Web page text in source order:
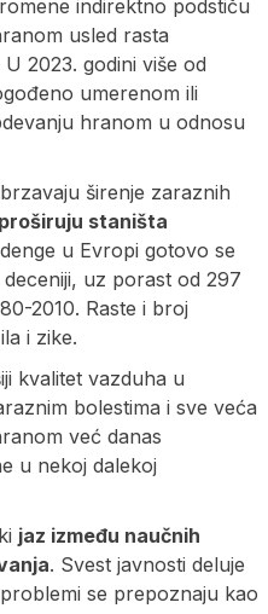
indirektno podstiču
usled rasta
2023. godini više od
umerenom ili
hranom u odnosu
širenje zaraznih
proširuju staništa
u Evropi gotovo se
uz porast od 297
2010. Raste i broj
i zike.
kvalitet vazduha u
bolestima i sve veća
već danas
u nekoj dalekoj
jaz između naučnih
. Svest javnosti deluje
se prepoznaju kao